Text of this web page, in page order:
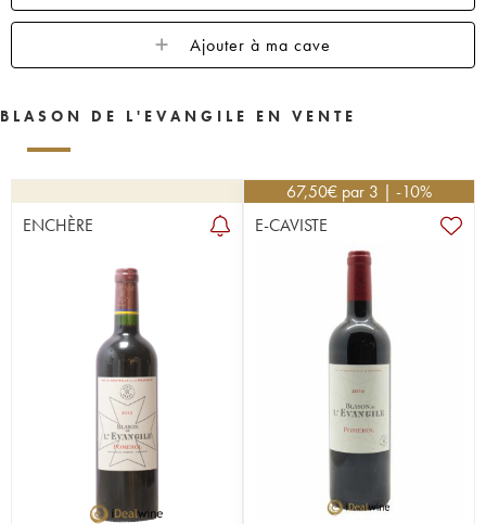
Ajouter à ma cave
BLASON DE L'EVANGILE EN VENTE
ENCHÈRE
67,50€ par 3 | -10%
E-CAVISTE